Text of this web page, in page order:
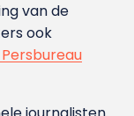
van de
ook